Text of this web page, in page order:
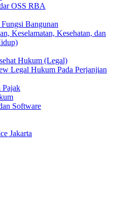
OSS RBA
Bangunan
Keselamatan, Kesehatan, dan
Hukum (Legal)
Legal Hukum Pada Perjanjian
Pajak
Software
Jakarta